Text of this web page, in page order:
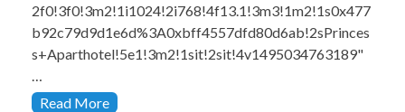
2f0!3f0!3m2!1i1024!2i768!4f13.1!3m3!1m2!1s0x477
b92c79d9d1e6d%3A0xbff4557dfd80d6ab!2sPrinces
s+Aparthotel!5e1!3m2!1sit!2sit!4v1495034763189"
…
Read More